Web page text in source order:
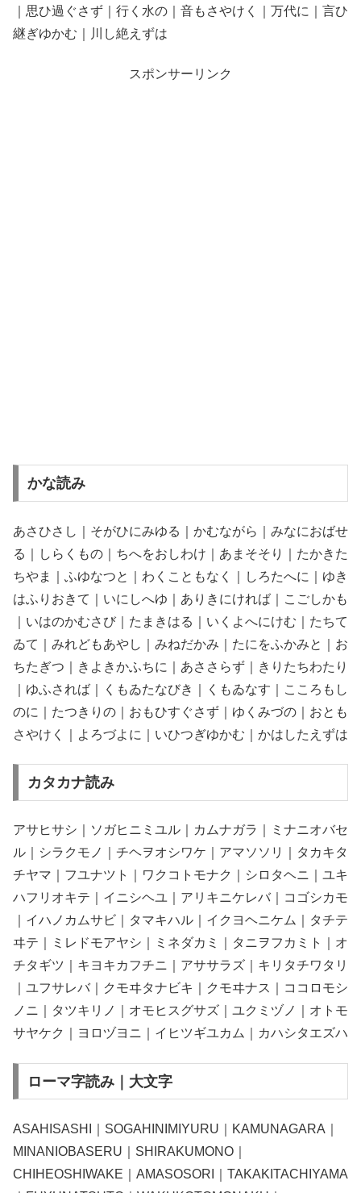
｜思ひ過ぐさず｜行く水の｜音もさやけく｜万代に｜言ひ
継ぎゆかむ｜川し絶えずは
スポンサーリンク
かな読み
あさひさし｜そがひにみゆる｜かむながら｜みなにおばせ
る｜しらくもの｜ちへをおしわけ｜あまそそり｜たかきた
ちやま｜ふゆなつと｜わくこともなく｜しろたへに｜ゆき
はふりおきて｜いにしへゆ｜ありきにければ｜こごしかも
｜いはのかむさび｜たまきはる｜いくよへにけむ｜たちて
ゐて｜みれどもあやし｜みねだかみ｜たにをふかみと｜お
ちたぎつ｜きよきかふちに｜あささらず｜きりたちわたり
｜ゆふされば｜くもゐたなびき｜くもゐなす｜こころもし
のに｜たつきりの｜おもひすぐさず｜ゆくみづの｜おとも
さやけく｜よろづよに｜いひつぎゆかむ｜かはしたえずは
カタカナ読み
アサヒサシ｜ソガヒニミユル｜カムナガラ｜ミナニオバセ
ル｜シラクモノ｜チヘヲオシワケ｜アマソソリ｜タカキタ
チヤマ｜フユナツト｜ワクコトモナク｜シロタヘニ｜ユキ
ハフリオキテ｜イニシヘユ｜アリキニケレバ｜コゴシカモ
｜イハノカムサビ｜タマキハル｜イクヨヘニケム｜タチテ
ヰテ｜ミレドモアヤシ｜ミネダカミ｜タニヲフカミト｜オ
チタギツ｜キヨキカフチニ｜アササラズ｜キリタチワタリ
｜ユフサレバ｜クモヰタナビキ｜クモヰナス｜ココロモシ
ノニ｜タツキリノ｜オモヒスグサズ｜ユクミヅノ｜オトモ
サヤケク｜ヨロヅヨニ｜イヒツギユカム｜カハシタエズハ
ローマ字読み｜大文字
ASAHISASHI｜SOGAHINIMIYURU｜KAMUNAGARA｜
MINANIOBASERU｜SHIRAKUMONO｜
CHIHEOSHIWAKE｜AMASOSORI｜TAKAKITACHIYAMA